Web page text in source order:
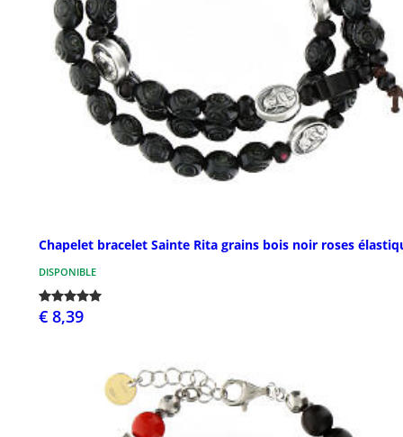
Chapelet bracelet Sainte Rita grains bois noir roses
DISPONIBLE
€ 8,39